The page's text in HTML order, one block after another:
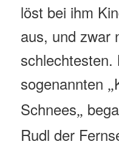
löst bei ihm
aus, und zwar
schlechtesten.
sogenannten „
Schnees„
Rudl der